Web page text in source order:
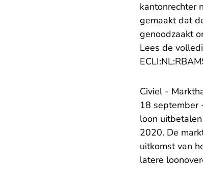
kantonrechter
gemaakt dat
genoodzaakt
Lees de
Civiel -
18 september
loon
2020. De
uitkomst van
latere